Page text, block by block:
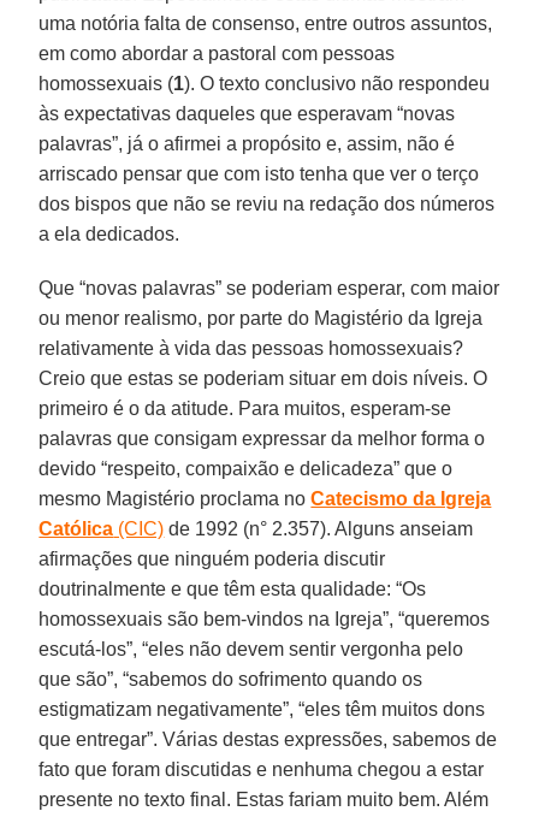
uma notória falta de consenso, entre outros assuntos,
em como abordar a pastoral com pessoas
homossexuais (1). O texto conclusivo não respondeu
às expectativas daqueles que esperavam “novas
palavras”, já o afirmei a propósito e, assim, não é
arriscado pensar que com isto tenha que ver o terço
dos bispos que não se reviu na redação dos números
a ela dedicados.
Que “novas palavras” se poderiam esperar, com maior
ou menor realismo, por parte do Magistério da Igreja
relativamente à vida das pessoas homossexuais?
Creio que estas se poderiam situar em dois níveis. O
primeiro é o da atitude. Para muitos, esperam-se
palavras que consigam expressar da melhor forma o
devido “respeito, compaixão e delicadeza” que o
mesmo Magistério proclama noCatecismo da Igreja
Católica (CIC) de 1992 (n° 2.357). Alguns anseiam
afirmações que ninguém poderia discutir
doutrinalmente e que têm esta qualidade: “Os
homossexuais são bem-vindos na Igreja”, “queremos
escutá-los”, “eles não devem sentir vergonha pelo
que são”, “sabemos do sofrimento quando os
estigmatizam negativamente”, “eles têm muitos dons
que entregar”. Várias destas expressões, sabemos de
fato que foram discutidas e nenhuma chegou a estar
presente no texto final. Estas fariam muito bem. Além